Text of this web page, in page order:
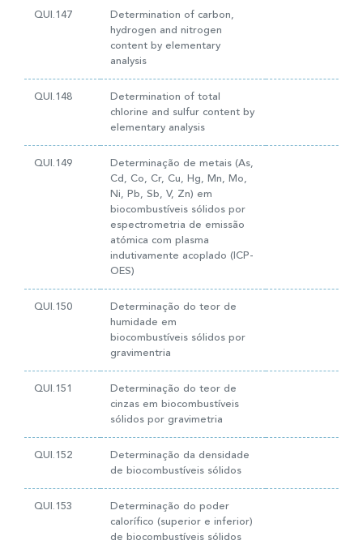
QUI.147
Determination of carbon,
hydrogen and nitrogen
content by elementary
analysis
QUI.148
Determination of total
chlorine and sulfur content by
elementary analysis
QUI.149
Determinação de metais (As,
Cd, Co, Cr, Cu, Hg, Mn, Mo,
Ni, Pb, Sb, V, Zn) em
biocombustíveis sólidos por
espectrometria de emissão
atómica com plasma
indutivamente acoplado (ICP-
OES)
QUI.150
Determinação do teor de
humidade em
biocombustíveis sólidos por
gravimentria
QUI.151
Determinação do teor de
cinzas em biocombustíveis
sólidos por gravimetria
QUI.152
Determinação da densidade
de biocombustíveis sólidos
QUI.153
Determinação do poder
calorífico (superior e inferior)
de biocombustíveis sólidos